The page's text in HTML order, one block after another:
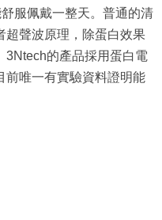
服佩戴一整天。普通的清
超聲波原理，除蛋白效果
3Ntech的產品採用蛋白電
前唯一有實驗資料證明能